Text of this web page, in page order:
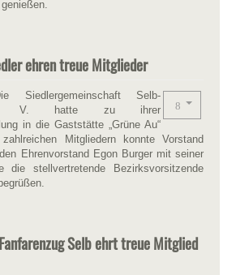
ehren treue Mitglieder
Selb-
e. V. hatte zu ihrer
in die Gaststätte „Grüne Au“
Mitgliedern konnte Vorstand
Ehrenvorstand Egon Burger mit seiner
die stellvertretende Bezirksvorsitzende
Selb ehrt treue Mitglied